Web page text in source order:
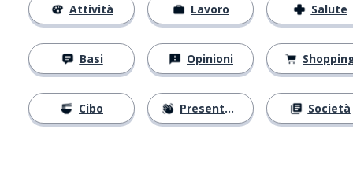
Attività
Basi
Cibo
Lavoro
Opinioni
Presentarsi
Salute
Società